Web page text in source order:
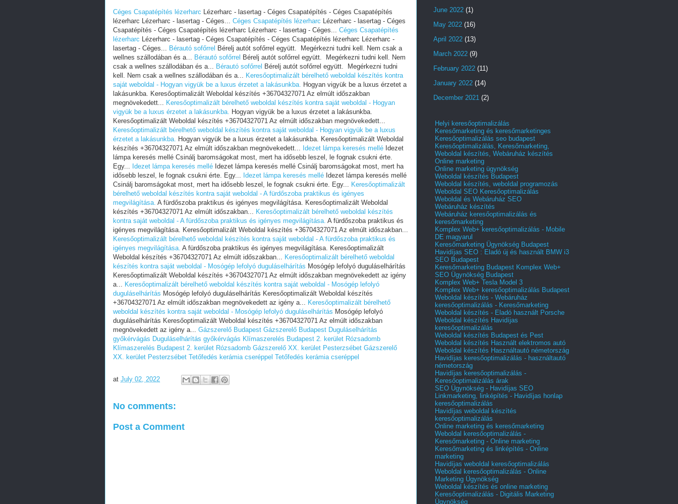
Céges Csapatépítés lézerharc Lézerharc - lasertag - Céges Csapatépítés - Céges Csapatépítés
lézerharc Lézerharc - lasertag - Céges... Céges Csapatépítés lézerharc Lézerharc - lasertag - Céges
Csapatépítés - Céges Csapatépítés lézerharc Lézerharc - lasertag - Céges... Céges Csapatépítés
lézerharc Lézerharc - lasertag - Céges Csapatépítés - Céges Csapatépítés lézerharc Lézerharc -
lasertag - Céges... Bérautó sofőrrel Bérelj autót sofőrrel együtt. Megérkezni tudni kell. Nem csak a
wellnes szállodában és a... Bérautó sofőrrel Bérelj autót sofőrrel együtt. Megérkezni tudni kell. Nem
csak a wellnes szállodában és a... Bérautó sofőrrel Bérelj autót sofőrrel együtt. Megérkezni tudni
kell. Nem csak a wellnes szállodában és a... Keresőoptimalizált bérelhető weboldal készítés kontra
saját weboldal - Hogyan vigyük be a luxus érzetet a lakásunkba. Hogyan vigyük be a luxus érzetet a
lakásunkba. Keresőoptimalizált Weboldal készítés +36704327071 Az elmúlt időszakban
megnövekedett... Keresőoptimalizált bérelhető weboldal készítés kontra saját weboldal - Hogyan
vigyük be a luxus érzetet a lakásunkba. Hogyan vigyük be a luxus érzetet a lakásunkba.
Keresőoptimalizált Weboldal készítés +36704327071 Az elmúlt időszakban megnövekedett...
Keresőoptimalizált bérelhető weboldal készítés kontra saját weboldal - Hogyan vigyük be a luxus
érzetet a lakásunkba. Hogyan vigyük be a luxus érzetet a lakásunkba. Keresőoptimalizált Weboldal
készítés +36704327071 Az elmúlt időszakban megnövekedett... Idezet lámpa keresés mellé Idezet
lámpa keresés mellé Csinálj baromságokat most, mert ha idősebb leszel, le fognak csukni érte.
Egy... Idezet lámpa keresés mellé Idezet lámpa keresés mellé Csinálj baromságokat most, mert ha
idősebb leszel, le fognak csukni érte. Egy... Idezet lámpa keresés mellé Idezet lámpa keresés mellé
Csinálj baromságokat most, mert ha idősebb leszel, le fognak csukni érte. Egy... Keresőoptimalizált
bérelhető weboldal készítés kontra saját weboldal - A fürdőszoba praktikus és igényes
megvilágítása. A fürdőszoba praktikus és igényes megvilágítása. Keresőoptimalizált Weboldal
készítés +36704327071 Az elmúlt időszakban... Keresőoptimalizált bérelhető weboldal készítés
kontra saját weboldal - A fürdőszoba praktikus és igényes megvilágítása. A fürdőszoba praktikus és
igényes megvilágítása. Keresőoptimalizált Weboldal készítés +36704327071 Az elmúlt időszakban...
Keresőoptimalizált bérelhető weboldal készítés kontra saját weboldal - A fürdőszoba praktikus és
igényes megvilágítása. A fürdőszoba praktikus és igényes megvilágítása. Keresőoptimalizált
Weboldal készítés +36704327071 Az elmúlt időszakban... Keresőoptimalizált bérelhető weboldal
készítés kontra saját weboldal - Mosógép lefolyó duguláselhárítás Mosógép lefolyó duguláselhárítás
Keresőoptimalizált Weboldal készítés +36704327071 Az elmúlt időszakban megnövekedett az igény
a... Keresőoptimalizált bérelhető weboldal készítés kontra saját weboldal - Mosógép lefolyó
duguláselhárítás Mosógép lefolyó duguláselhárítás Keresőoptimalizált Weboldal készítés
+36704327071 Az elmúlt időszakban megnövekedett az igény a... Keresőoptimalizált bérelhető
weboldal készítés kontra saját weboldal - Mosógép lefolyó duguláselhárítás Mosógép lefolyó
duguláselhárítás Keresőoptimalizált Weboldal készítés +36704327071 Az elmúlt időszakban
megnövekedett az igény a... Gázszerelő Budapest Gázszerelő Budapest Duguláselhárítás
győkérvágás Duguláselhárítás győkérvágás Klímaszerelés Budapest 2. kerület Rózsadomb
Klímaszerelés Budapest 2. kerület Rózsadomb Gázszerelő XX. kerület Pesterzsébet Gázszerelő
XX. kerület Pesterzsébet Tetőfedés kerámia cseréppel Tetőfedés kerámia cseréppel
at July 02, 2022
No comments:
Post a Comment
June 2022 (1)
May 2022 (16)
April 2022 (13)
March 2022 (9)
February 2022 (11)
January 2022 (14)
December 2021 (2)
Helyi keresőoptimalizálás
Keresőmarketing és keresőmarketinges
Keresőoptimalizálás seo budapest
Keresőoptimalizálás, Keresőmarketing,
Weboldal készítés, Webáruház készítés
Online marketing
Online marketing ügynökség
Weboldal készítés Budapest
Weboldal készítés, weboldal programozás
Weboldal SEO Keresőoptimalizálás
Weboldal és Webáruház SEO
Webáruház készítés
Webáruház keresőoptimalizálás és
keresőmarketing
Komplex Web+ keresőoptimalizálás - Mobile
DE magyarul
Keresőmarketing Ügynökség Budapest
Havidíjas SEO : Eladó új és használt BMW i3
SEO Budapest
Keresőmarketing Budapest Komplex Web+
SEO Ügynökség Budapest
Komplex Web+ Tesla Model 3
Komplex Web+ keresőoptimalizálás Budapest
Weboldal készítés - Webáruház
keresőoptimalizálás - Keresőmarketing
Weboldal készítés - Eladó használt Porsche
Weboldal készítés Havidíjas
keresőoptimalizálás
Weboldal készítés Budapest és Pest
Weboldal készítés Használt elektromos autó
Weboldal készítés Használtautó németország
Havidíjas keresőoptimalizálás - használtautó
németország
Havidíjas keresőoptimalizálás -
Keresőoptimalizálás árak
SEO Ügynökség - Havidíjas SEO
Linkmarketing, linképítés - Havidíjas honlap
keresőoptimalizálás
Havidíjas weboldal készítés
keresőoptimalizálás
Online marketing és keresőmarketing
Weboldal keresőoptimalizálás -
Keresőmarketing - Online marketing
Keresőmarketing és linképítés - Online
marketing
Havidíjas weboldal keresőoptimalizálás
Weboldal keresőoptimalizálás - Online
Marketing Ügynökség
Weboldal készítés és online marketing
Keresőoptimalizálás - Digitális Marketing
Ügynökség